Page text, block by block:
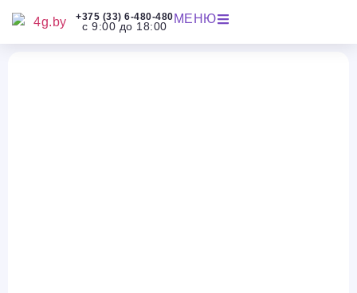
+375 (33) 6-480-480
с 9:00 до 18:00
МЕНЮ